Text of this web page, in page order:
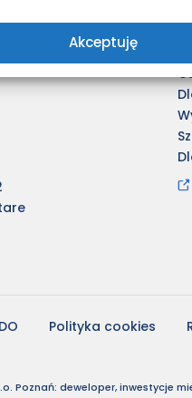
Akceptuję
Polityka cookies
Poznań: deweloper, inwestycje